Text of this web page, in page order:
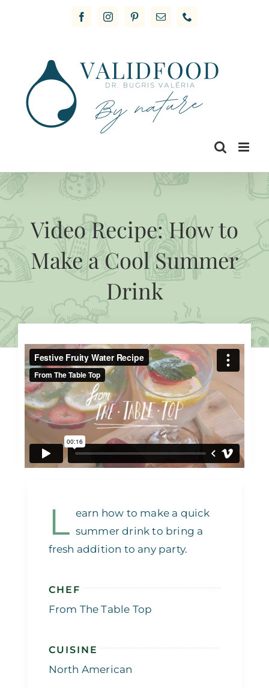
FacebookInstagramPinterestEmail Phone
Video Recipe: How to
Make a Cool Summer
Drink
L earn how to make a quick
summer drink to bring a
fresh addition to any party.
CHEF
From The Table Top
CUISINE
North American